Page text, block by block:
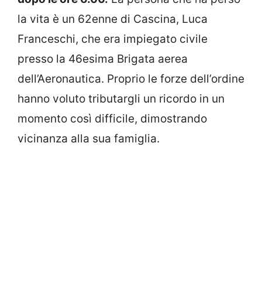
la vita è un 62enne di Cascina, Luca
Franceschi, che era impiegato civile
presso la 46esima Brigata aerea
dell’Aeronautica. Proprio le forze dell’ordine
hanno voluto tributargli un ricordo in un
momento così difficile, dimostrando
vicinanza alla sua famiglia.